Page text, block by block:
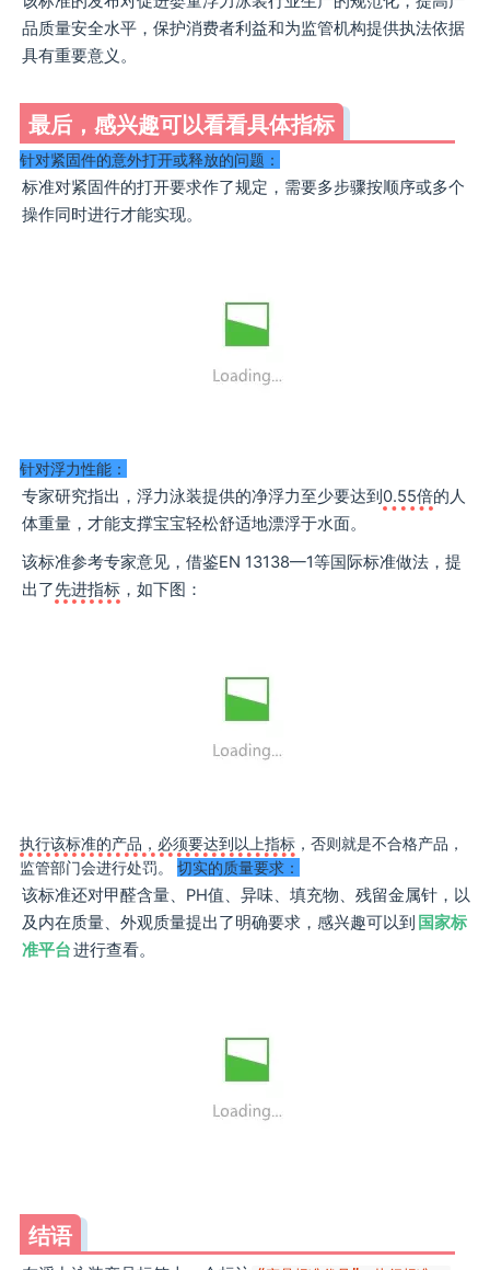
品质量安全水平，保护消费者利益和为监管机构提供执法依据
具有重要意义。
最后，感兴趣可以看看具体指标
针对紧固件的意外打开或释放的问题：
标准对紧固件的打开要求作了规定，需要多步骤按顺序或多个
操作同时进行才能实现。
针对浮力性能：
专家研究指出，浮力泳装提供的净浮力至少要达到 0.55倍的人
体重量，才能支撑宝宝轻松舒适地漂浮于水面。
该标准参考专家意见，借鉴EN 13138—1等国际标准做法，提
出了先进指标 ，如下图：
执行该标准的产品，必须要达到以上指标 ，否则就是不合格产品，
监管部门会进行处罚。 切实的质量要求：
该标准还对甲醛含量、PH值、异味、填充物、残留金属针，以
及内在质量、外观质量提出了明确要求，感兴趣可以到 国家标
准平台进行查看。
结语